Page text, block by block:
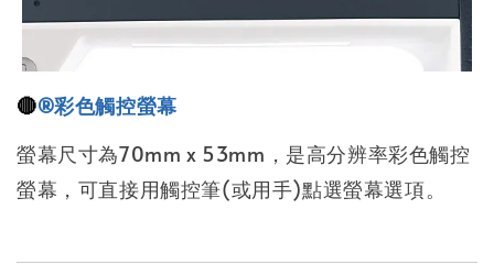
🔴®彩色觸控螢幕
螢幕尺寸為70mm x 53mm，是高分辨率彩色觸控
螢幕，可直接用觸控筆(或用手)點選螢幕選項。